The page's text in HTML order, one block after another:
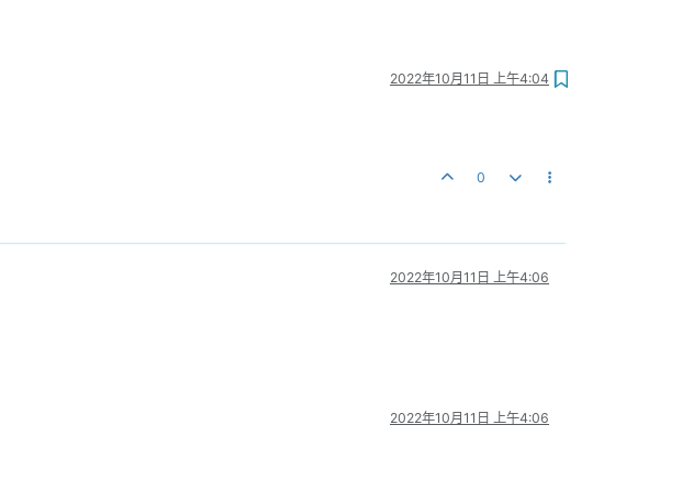
2022年10月11日 上午4:04
0
2022年10月11日 上午4:06
2022年10月11日 上午4:06